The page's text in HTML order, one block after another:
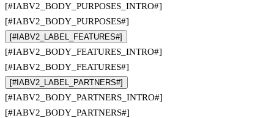
[#IABV2_BODY_PURPOSES_INTRO#]
[#IABV2_BODY_PURPOSES#]
[#IABV2_LABEL_FEATURES#]
[#IABV2_BODY_FEATURES_INTRO#]
[#IABV2_BODY_FEATURES#]
[#IABV2_LABEL_PARTNERS#]
[#IABV2_BODY_PARTNERS_INTRO#]
[#IABV2_BODY_PARTNERS#]